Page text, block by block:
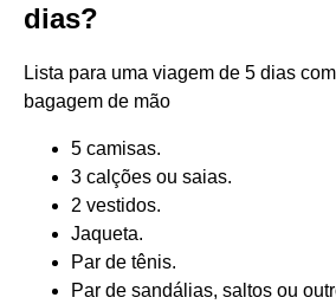
dias?
Lista para uma viagem de 5 dias
bagagem de mão
5 camisas.
3 calções ou saias.
2 vestidos.
Jaqueta.
Par de tênis.
Par de sandálias, saltos ou